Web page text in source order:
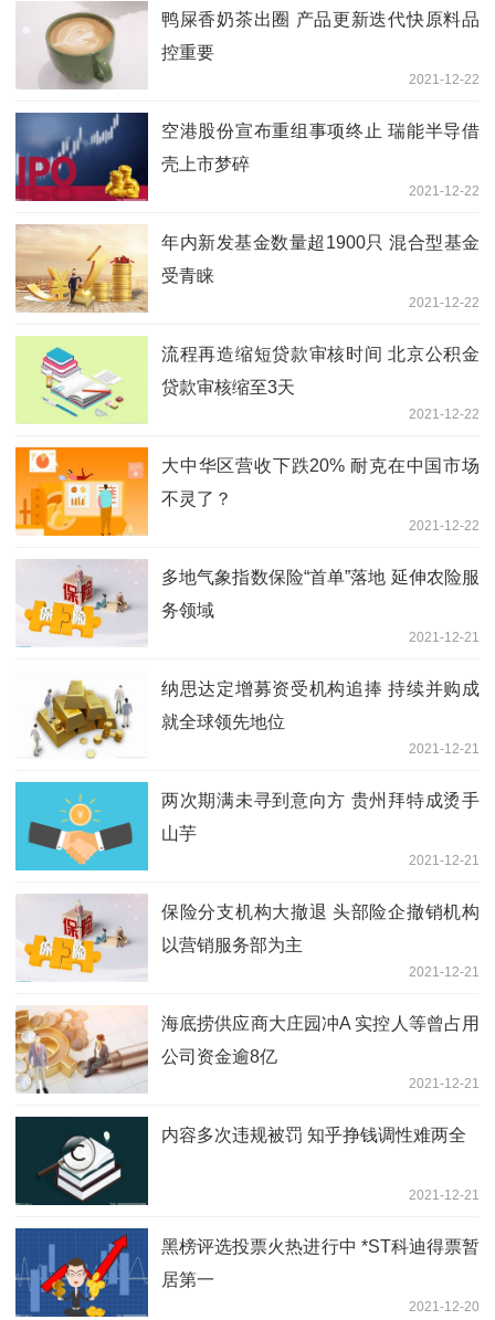
鸭屎香奶茶出圈 产品更新迭代快原料品
控重要
2021-12-22
空港股份宣布重组事项终止 瑞能半导借
壳上市梦碎
2021-12-22
年内新发基金数量超1900只 混合型基金
受青睐
2021-12-22
流程再造缩短贷款审核时间 北京公积金
贷款审核缩至3天
2021-12-22
大中华区营收下跌20% 耐克在中国市场
不灵了？
2021-12-22
多地气象指数保险“首单”落地 延伸农险服
务领域
2021-12-21
纳思达定增募资受机构追捧 持续并购成
就全球领先地位
2021-12-21
两次期满未寻到意向方 贵州拜特成烫手
山芋
2021-12-21
保险分支机构大撤退 头部险企撤销机构
以营销服务部为主
2021-12-21
海底捞供应商大庄园冲A 实控人等曾占用
公司资金逾8亿
2021-12-21
内容多次违规被罚 知乎挣钱调性难两全
2021-12-21
黑榜评选投票火热进行中 *ST科迪得票暂
居第一
2021-12-20